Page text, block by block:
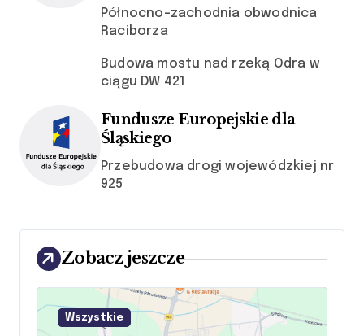
Północno-zachodnia obwodnica
Raciborza
Budowa mostu nad rzeką Odra w
ciągu DW 421
Fundusze Europejskie dla
Śląskiego
Przebudowa drogi wojewódzkiej nr
925
Zobacz jeszcze
do
kategorii
Wszystkie